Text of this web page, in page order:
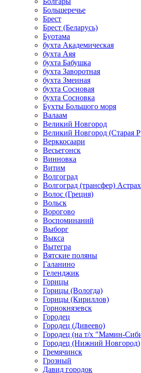
Большеречье
Брест
Брест (Беларусь)
Буотама
бухта Академическая
бухта Аяя
бухта Бабушка
бухта Заворотная
бухта Змеиная
бухта Сосновая
бухта Сосновка
Бухты Большого моря
Валаам
Великий Новгород
Великий Новгород (Старая
Верккосаари
Весьегонск
Винновка
Витим
Волгоград
Волгоград (трансфер)
Волос (Греция)
Вольск
Ворогово
Воспоминаний
Выборг
Выкса
Вытегра
Вятские поляны
Галанино
Геленджик
Горицы
Горицы (Вологда)
Горицы (Кириллов)
Горнокнязевск
Городец
Городец (Дивеево)
Городец (на т/х "Мамин-
Городец (Нижний Новгород)
Гремячинск
Грозный
Давид городок